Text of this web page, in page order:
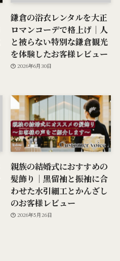
鎌倉の浴衣レンタルを大正
ロマンコーデで格上げ｜人
と被らない特別な鎌倉観光
を体験したお客様レビュー
2026年6月30日
親族の結婚式におすすめの
髪飾り｜黒留袖と振袖に合
わせた水引細工とかんざし
のお客様レビュー
2026年5月26日